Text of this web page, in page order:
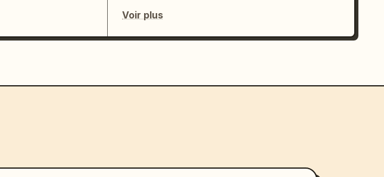
Voir plus